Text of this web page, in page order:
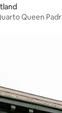
Queen